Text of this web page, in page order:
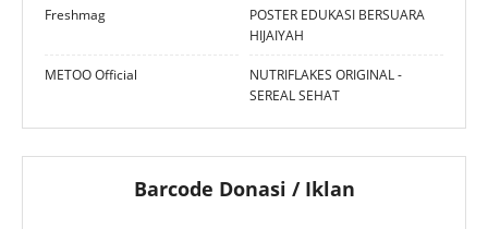
Freshmag
POSTER EDUKASI BERSUARA
HIJAIYAH
METOO Official
NUTRIFLAKES ORIGINAL -
SEREAL SEHAT
Barcode Donasi / Iklan